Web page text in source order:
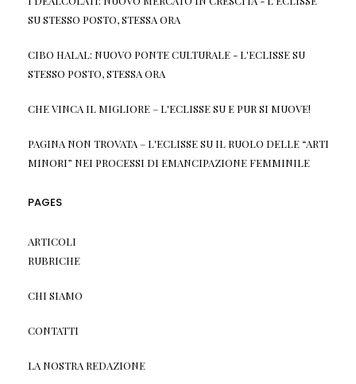
SUSTESSO POSTO, STESSA ORA
CIBO HALAL: NUOVO PONTE CULTURALE - L'ECLISSESU
STESSO POSTO, STESSA ORA
CHE VINCA IL MIGLIORE – L'ECLISSESU E PUR SI MUOVE!
PAGINA NON TROVATA – L'ECLISSESU IL RUOLO DELLE “ARTI
MINORI” NEI PROCESSI DI EMANCIPAZIONE FEMMINILE
PAGES
ARTICOLI
RUBRICHE
CHI SIAMO
CONTATTI
LA NOSTRA REDAZIONE